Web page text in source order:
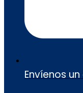
Envíenos